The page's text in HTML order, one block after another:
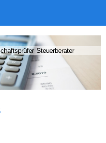
Steuerberater